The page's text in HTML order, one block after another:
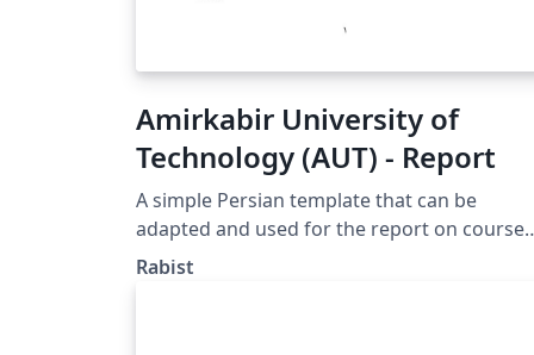
Amirkabir University of
Technology (AUT) - Report
A simple Persian template that can be
adapted and used for the report on course
exercises, projects, and papers.
Rabist